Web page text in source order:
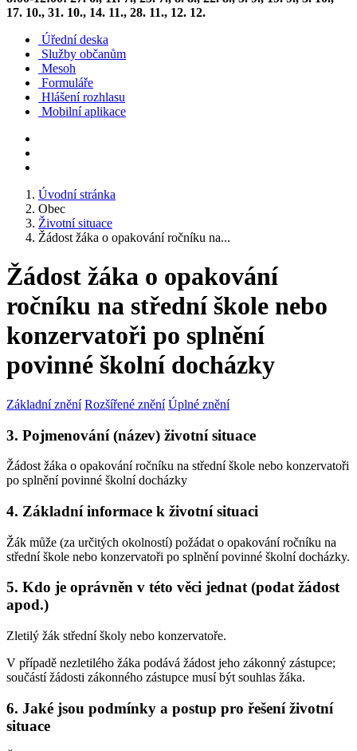
17. 10., 31. 10., 14. 11., 28. 11., 12. 12.
Úřední deska
Služby občanům
Mesoh
Formuláře
Hlášení rozhlasu
Mobilní aplikace
Úvodní stránka
Obec
Životní situace
Žádost žáka o opakování ročníku na...
Žádost žáka o opakování
ročníku na střední škole nebo
konzervatoři po splnění
povinné školní docházky
Základní znění Rozšířené znění Úplné znění
3. Pojmenování (název) životní situace
Žádost žáka o opakování ročníku na střední škole nebo konzervatoři
po splnění povinné školní docházky
4. Základní informace k životní situaci
Žák může (za určitých okolností) požádat o opakování ročníku na
střední škole nebo konzervatoři po splnění povinné školní docházky.
5. Kdo je oprávněn v této věci jednat (podat žádost
apod.)
Zletilý žák střední školy nebo konzervatoře.
V případě nezletilého žáka podává žádost jeho zákonný zástupce;
součástí žádosti zákonného zástupce musí být souhlas žáka.
6. Jaké jsou podmínky a postup pro řešení životní
situace